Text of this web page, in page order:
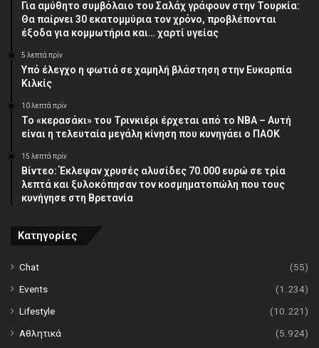
Για αμύθητο συμβόλαιο του Σαλάχ γράφουν στην Τουρκία:
Θα παίρνει 30 εκατομμύρια τον χρόνο, προβλέπονται
έξοδα για κομμωτήρια και… χαρτί υγείας
5 λεπτά πρίν
Υπό έλεγχο η φωτιά σε χαμηλή βλάστηση στην Ευκαρπία
Κιλκίς
10 λεπτά πρίν
Το «κερασάκι» του Τρινκιέρι έρχεται από το NBA – Αυτή
είναι η τελευταία μεγάλη κίνηση που κυνηγάει ο ΠΑΟΚ
15 λεπτά πρίν
Βίντεο: Έκλεψαν χρυσές αλυσίδες 70.000 ευρώ σε τρία
λεπτά και ξυλοκόπησαν τον κοσμηματοπώλη που τους
κυνήγησε στη Βρετανία
Κατηγορίες
Chat
(55)
Events
(1.234)
Lifestyle
(10.221)
Αθλητικά
(5.924)